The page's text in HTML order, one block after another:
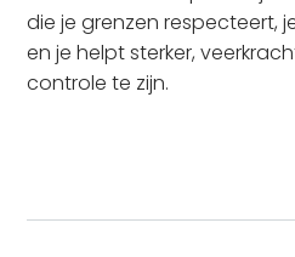
die je grenzen respecteert,
en je helpt sterker,
controle te zijn.